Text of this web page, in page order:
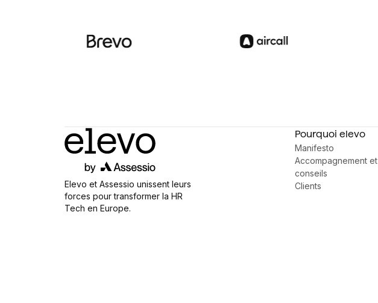
Elevo et Assessio unissent leurs
forces pour transformer la HR
Tech en Europe.
Pourquoi elevo
Manifesto
Accompagnement et
conseils
Clients